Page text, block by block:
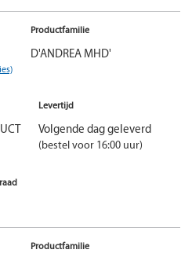
Productfamilie
D'ANDREA MHD'
Levertijd
Volgende dag geleverd
(bestel voor 16:00 uur)
Productfamilie